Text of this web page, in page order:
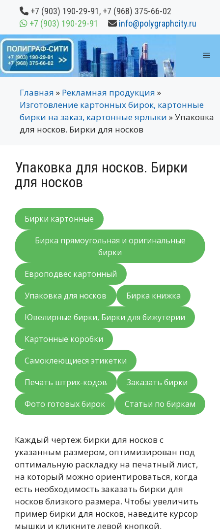
Перейти
содержимому
+7 (903) 190-29-91, +7 (968) 375-66-02
+7 (903) 190-29-91
info@polygraphcity.ru
Главная » Рекламная продукция »
Изготовление картонных бирок, картонные
бирки на заказ, картонные ярлыки »Упаковка
для носков. Бирки для носков
Упаковка для носков. Бирки
для носков
Бирки картонные
Бирка прямоугольная и оригинальные
бирки
Европодвес картонный
Упаковка для носков
Бирка книжка
Ювелирные бирки, Бирки для бижутерии
Картонные коробки
Самоклеющиеся этикетки
Печать штрих-кодов
Заказать бирки
Фото готовых бирок
Статьи по биркам
Каждый чертеж бирки для носков с
указанным размером, оптимизирован под
оптимальную раскладку на печатный лист,
на который можно ориентироваться, когда
есть необходимость заказать бирки для
носков близкого размера. Чтобы увеличить
пример бирки для носков, наведите курсор
мышки и кликните левой кнопкой.